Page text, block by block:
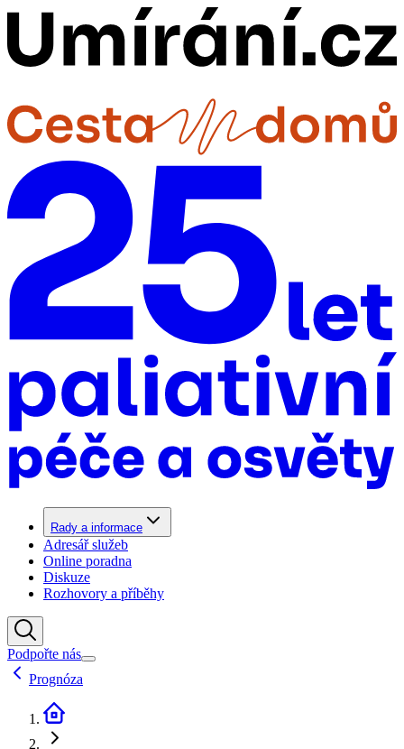
Rady a informace
Adresář služeb
Online poradna
Diskuze
Rozhovory a příběhy
Podpořte nás
Prognóza